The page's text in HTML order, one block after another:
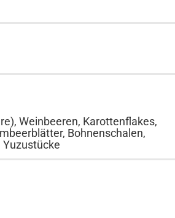
Weinbeeren, Karottenflakes,
Bohnenschalen,
Yuzustücke